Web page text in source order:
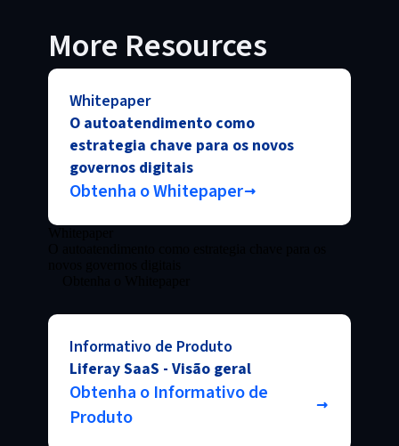
More Resources
Whitepaper
O autoatendimento como
estrategia chave para os novos
governos digitais
Obtenha o Whitepaper
Informativo de Produto
Liferay SaaS - Visão geral
Obtenha o Informativo de
Produto